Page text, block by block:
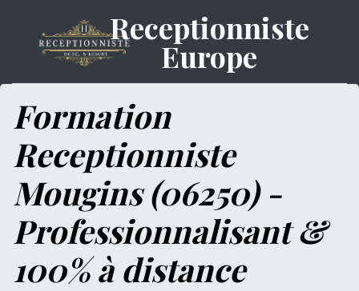
Receptionniste
Europe
Formation
Receptionniste
Mougins (06250) -
Professionnalisant &
100% à distance